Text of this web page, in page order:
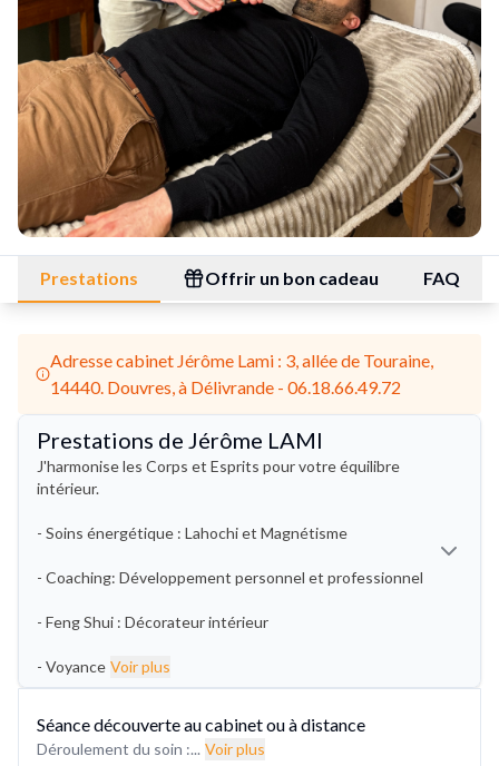
Prestations Offrir un bon cadeau FAQ
Adresse cabinet Jérôme Lami : 3, allée de Touraine,
14440. Douvres, à Délivrande - 06.18.66.49.72
Prestations de Jérôme LAMI
J'harmonise les Corps et Esprits pour votre équilibre
intérieur.
- Soins énergétique : Lahochi et Magnétisme
- Coaching: Développement personnel et professionnel
- Feng Shui : Décorateur intérieur
- Voyance Voir plus
Séance découverte au cabinet ou à distance
Déroulement du soin :... Voir plus